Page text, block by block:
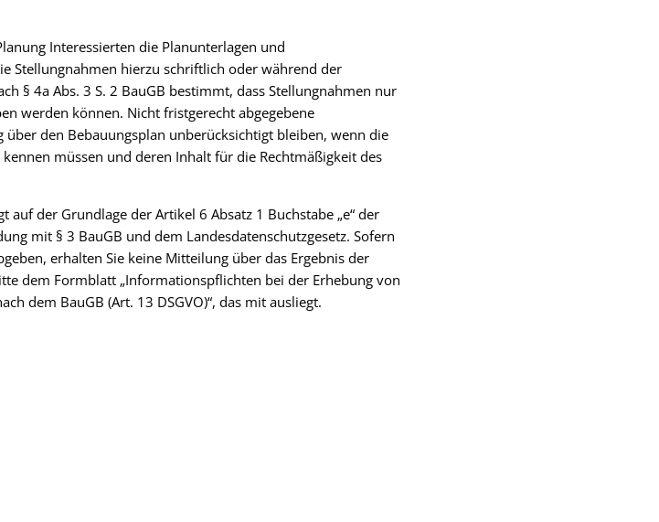
Interessierten die Planunterlagen und
Stellungnahmen hierzu schriftlich oder während der
§ 4a Abs. 3 S. 2 BauGB bestimmt, dass Stellungnahmen nur
werden können. Nicht fristgerecht abgegebene
den Bebauungsplan unberücksichtigt bleiben, wenn die
müssen und deren Inhalt für die Rechtmäßigkeit des
der Grundlage der Artikel 6 Absatz 1 Buchstabe „e“ der
mit § 3 BauGB und dem Landesdatenschutzgesetz. Sofern
erhalten Sie keine Mitteilung über das Ergebnis der
dem Formblatt „Informationspflichten bei der Erhebung von
dem BauGB (Art. 13 DSGVO)“, das mit ausliegt.